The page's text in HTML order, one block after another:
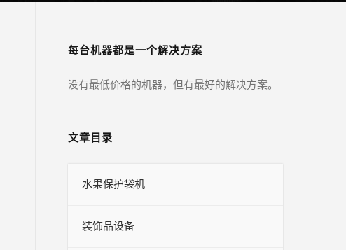
每台机器都是一个解决方案
没有最低价格的机器，但有最好的解决方案。
文章目录
水果保护袋机
装饰品设备